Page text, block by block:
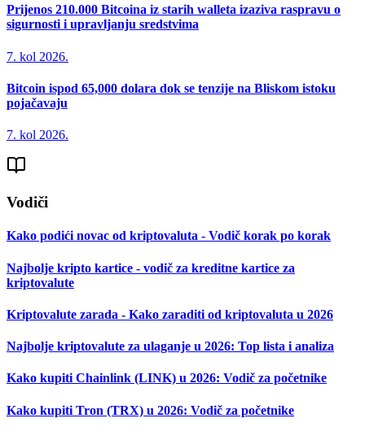
Prijenos 210.000 Bitcoina iz starih walleta izaziva raspravu o
sigurnosti i upravljanju sredstvima
7. kol 2026.
Bitcoin ispod 65,000 dolara dok se tenzije na Bliskom istoku
pojačavaju
7. kol 2026.
Vodiči
Kako podići novac od kriptovaluta - Vodič korak po korak
Najbolje kripto kartice - vodič za kreditne kartice za
kriptovalute
Kriptovalute zarada - Kako zaraditi od kriptovaluta u 2026
Najbolje kriptovalute za ulaganje u 2026: Top lista i analiza
Kako kupiti Chainlink (LINK) u 2026: Vodič za početnike
Kako kupiti Tron (TRX) u 2026: Vodič za početnike